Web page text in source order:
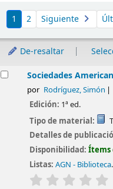
Ordenar
1 2 Siguiente
De-resaltar
ResultadosSociedades
por Rodríguez, Simón
Edición: 1ª ed.
Tipo de material:
Detalles de
Disponibilidad:Ítems
Listas: AGN - Biblioteca.
valoración